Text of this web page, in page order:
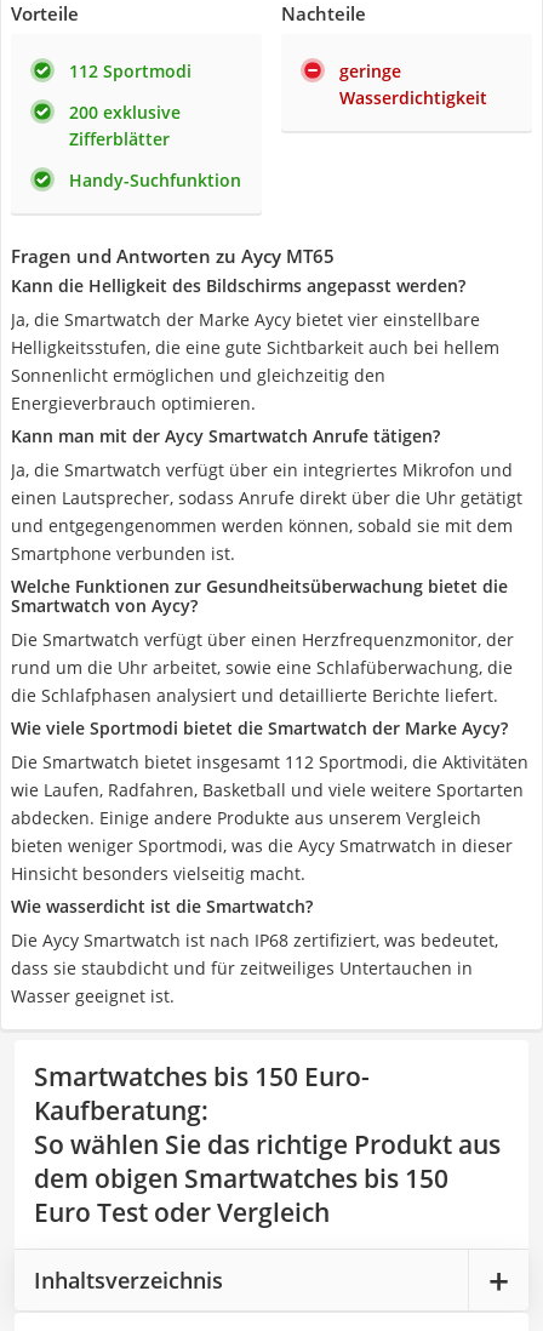
Vorteile
112 Sportmodi
200 exklusive
Zifferblätter
Handy-Suchfunktion
Nachteile
geringe
Wasserdichtigkeit
Fragen und Antworten zu Aycy MT65
Kann die Helligkeit des Bildschirms angepasst werden?
Ja, die Smartwatch der Marke Aycy bietet vier einstellbare
Helligkeitsstufen, die eine gute Sichtbarkeit auch bei hellem
Sonnenlicht ermöglichen und gleichzeitig den
Energieverbrauch optimieren.
Kann man mit der Aycy Smartwatch Anrufe tätigen?
Ja, die Smartwatch verfügt über ein integriertes Mikrofon und
einen Lautsprecher, sodass Anrufe direkt über die Uhr getätigt
und entgegengenommen werden können, sobald sie mit dem
Smartphone verbunden ist.
Welche Funktionen zur Gesundheitsüberwachung bietet die
Smartwatch von Aycy?
Die Smartwatch verfügt über einen Herzfrequenzmonitor, der
rund um die Uhr arbeitet, sowie eine Schlafüberwachung, die
die Schlafphasen analysiert und detaillierte Berichte liefert.
Wie viele Sportmodi bietet die Smartwatch der Marke Aycy?
Die Smartwatch bietet insgesamt 112 Sportmodi, die Aktivitäten
wie Laufen, Radfahren, Basketball und viele weitere Sportarten
abdecken. Einige andere Produkte aus unserem Vergleich
bieten weniger Sportmodi, was die Aycy Smatrwatch in dieser
Hinsicht besonders vielseitig macht.
Wie wasserdicht ist die Smartwatch?
Die Aycy Smartwatch ist nach IP68 zertifiziert, was bedeutet,
dass sie staubdicht und für zeitweiliges Untertauchen in
Wasser geeignet ist.
Smartwatches bis 150 Euro-
Kaufberatung:
So wählen Sie das richtige Produkt aus
dem obigen Smartwatches bis 150
Euro Test oder Vergleich
Inhaltsverzeichnis